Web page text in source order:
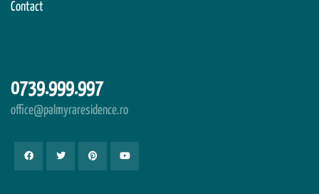
Contact
0739.999.997
office@palmyraresidence.ro